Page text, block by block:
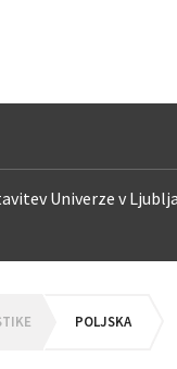
Univerze v
POLJSKA